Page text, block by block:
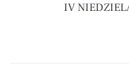
IV